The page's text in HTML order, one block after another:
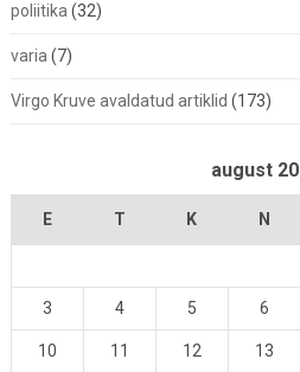
poliitika (32)
varia (7)
Virgo Kruve avaldatud artiklid (173)
august
E T K N
3 4 5 6
10 11 12 13